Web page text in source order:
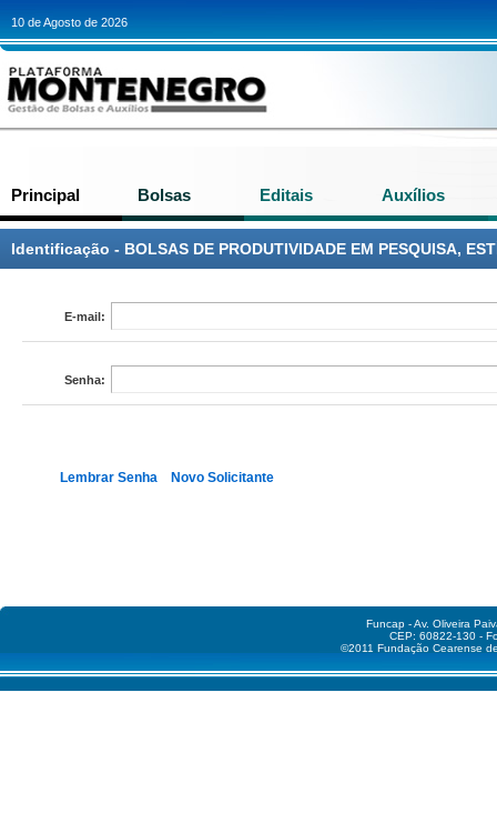
Funcap - Av. Oliveira
CEP: 60822-130 -
©2011 Fundação Cearense